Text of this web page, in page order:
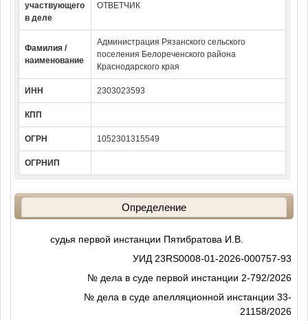
участвующего
в деле
ОТВЕТЧИК
Фамилия /
наименование
Администрация Рязанского сельского
поселения Белореченского района
Краснодарского края
ИНН 2303023593
КПП
ОГРН 1052301315549
ОГРНИП
Определение
судья первой инстанции Пятибратова И.В.
УИД 23RS0008-01-2026-000757-93
№ дела в суде первой инстанции 2-792/2026
№ дела в суде апелляционной инстанции 33-
21158/2026